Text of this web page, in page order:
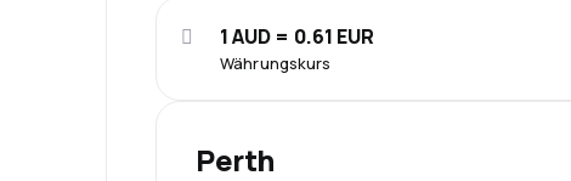
Währungskurs
1 AUD = 0.61 EUR
Perth